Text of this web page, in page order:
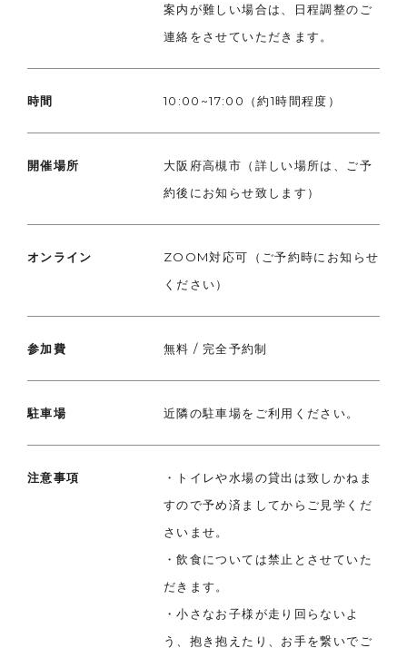
案内が難しい場合は、日程調整のご
連絡をさせていただきます。
時間 10:00~17:00（約1時間程度）
開催場所
大阪府高槻市（詳しい場所は、ご予
約後にお知らせ致します）
オンライン
ZOOM対応可（ご予約時にお知らせ
ください）
参加費 無料 / 完全予約制
駐車場 近隣の駐車場をご利用ください。
注意事項
・トイレや水場の貸出は致しかねま
すので予め済ましてからご見学くだ
さいませ。
・飲食については禁止とさせていた
だきます。
・小さなお子様が走り回らないよ
う、抱き抱えたり、お手を繋いでご